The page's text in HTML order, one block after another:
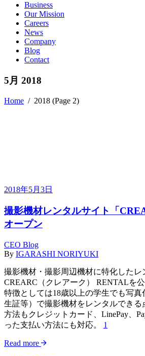
Business
Our Mission
Careers
News
Company
Blog
Contact
5月 2018
Home / 2018 (Page 2)
2018年5月3日
撮影機材レンタルサイト「
オープン
CEO Blog
By IGARASHI NORIYUKI
撮影機材・撮影周辺機材に特化したレ
CREARC（クレアーク） RENTALを
特徴としては18歳以上の学生でも写
生証等）で撮影機材をレンタルできる
方法もクレジットカード、LinePay、
った支払い方法にも対応。 1
Read more